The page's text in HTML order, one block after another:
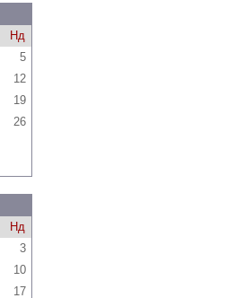
Нд
5
12
19
26
Нд
3
10
17